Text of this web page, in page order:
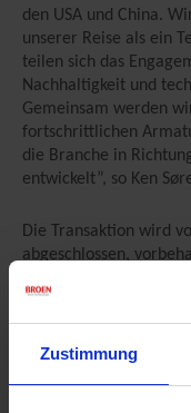
Zustimmung
den USA und China.
unserer Reise als ein
teilen sich das
Nachhaltigkeit und
Gemeinsam werden
fortschrittlichen
die Branche in
entwickelt”, so Ken
Die Transaktion wird
abgeschlossen,
Ungeachtet der
gewohnt weiter. Alle